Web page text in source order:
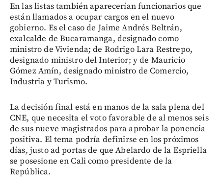
En las listas también aparecerían funcionarios que
están llamados a ocupar cargos en el nuevo
gobierno. Es el caso de Jaime Andrés Beltrán,
exalcalde de Bucaramanga, designado como
ministro de Vivienda; de Rodrigo Lara Restrepo,
designado ministro del Interior; y de Mauricio
Gómez Amín, designado ministro de Comercio,
Industria y Turismo.
La decisión final está en manos de la sala plena del
CNE, que necesita el voto favorable de al menos seis
de sus nueve magistrados para aprobar la ponencia
positiva. El tema podría definirse en los próximos
días, justo ad portas de que Abelardo de la Espriella
se posesione en Cali como presidente de la
República.